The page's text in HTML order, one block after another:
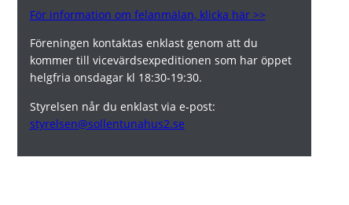
För information om felanmälan, klicka här >>
Föreningen kontaktas enklast genom att du
kommer till vicevärdsexpeditionen som har öppet
helgfria onsdagar kl 18:30-19:30.
Styrelsen når du enklast via e-post:
styrelsen@sollentunahus2.se